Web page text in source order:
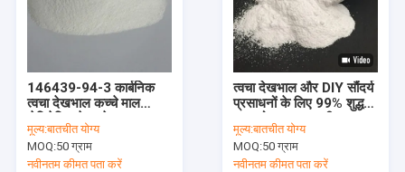
146439-94-3 कार्बनिक
त्वचा देखभाल कच्चे माल
सेरिलेसिन हेक्सापेप्टाइड -10
मूल्य:बातचीत योग्य
MOQ:50 ग्राम
नवीनतम कीमत पता करें
त्वचा देखभाल और DIY सौंदर्य
प्रसाधनों के लिए 99% शुद्ध
एलनटोइन पाउडर सीएएस
97-59-6
मूल्य:बातचीत योग्य
MOQ:50 ग्राम
नवीनतम कीमत पता करें